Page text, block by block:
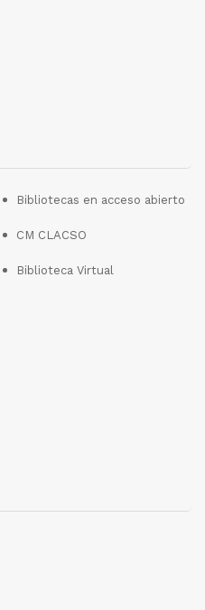
Bibliotecas en acceso abierto
CM CLACSO
Biblioteca Virtual